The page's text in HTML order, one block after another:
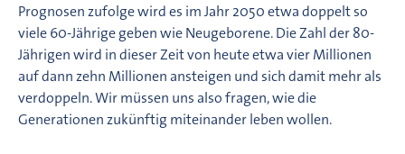
Prognosen zufolge wird es im Jahr 2050 etwa doppelt so
viele 60-Jährige geben wie Neugeborene. Die Zahl der 80-
Jährigen wird in dieser Zeit von heute etwa vier Millionen
auf dann zehn Millionen ansteigen und sich damit mehr als
verdoppeln. Wir müssen uns also fragen, wie die
Generationen zukünftig miteinander leben wollen.